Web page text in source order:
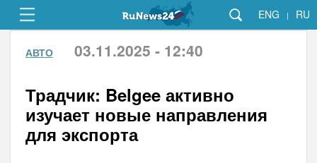
ENG | RU
АВТО 03.11.2025 - 12:40
Традчик: Belgee активно
изучает новые направления
для экспорта